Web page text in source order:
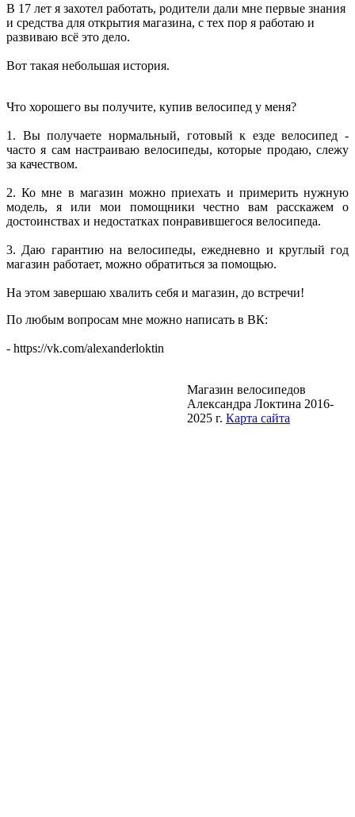
В 17 лет я захотел работать, родители дали мне первые знания
и средства для открытия магазина, с тех пор я работаю и
развиваю всё это дело.
Вот такая небольшая история.
Что хорошего вы получите, купив велосипед у меня?
1. Вы получаете нормальный, готовый к езде велосипед -
часто я сам настраиваю велосипеды, которые продаю, слежу
за качеством.
2. Ко мне в магазин можно приехать и примерить нужную
модель, я или мои помощники честно вам расскажем о
достоинствах и недостатках понравившегося велосипеда.
3. Даю гарантию на велосипеды, ежедневно и круглый год
магазин работает, можно обратиться за помощью.
На этом завершаю хвалить себя и магазин, до встречи!
По любым вопросам мне можно написать в ВК:
- https://vk.com/alexanderloktin
Магазин велосипедов
Александра Локтина 2016-
2025 г. Карта сайта